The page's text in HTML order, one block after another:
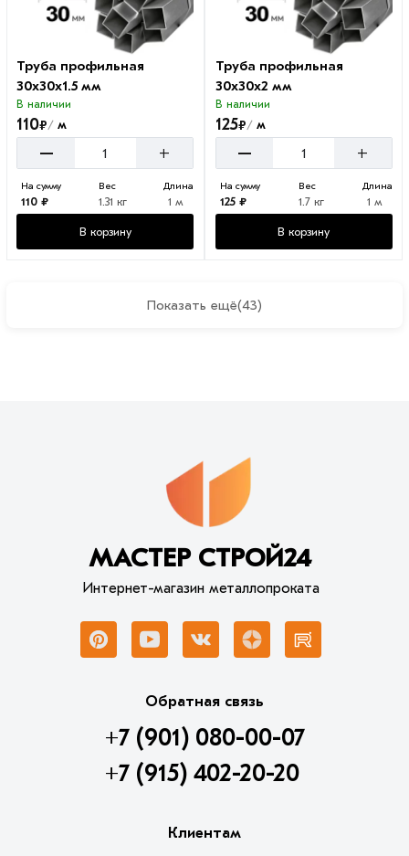
Труба профильная
30х30х1.5 мм
В наличии
110₽/ м
– +
На сумму
110 ₽
Вес
1.31 кг
Длина
1 м
В корзину
Труба профильная
30х30х2 мм
В наличии
125₽/м
– +
На сумму
125 ₽
Вес
1.7 кг
Длина
1 м
В корзину
Показать ещё(43)
МАСТЕР СТРОЙ24
Интернет-магазин металлопроката
Обратная связь
+7 (901) 080-00-07
+7 (915) 402-20-20
Клиентам